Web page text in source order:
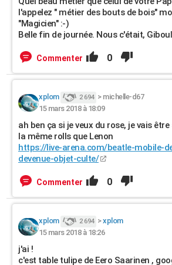
l'appelez " métier des bouts de bois"
"Magicien" :-)
Belle fin de journée. Nous c'était,
Commenter 0
xplom 2 694 > michelle-d67
15 mars 2018 à 18:09
ah ben ça si je veux du rose, je vais être
la même rolls que Lenon
https://live-arena.com/beatle-mobile-
devenue-objet-culte/
Commenter 0
xplom 2 694 >xplom
15 mars 2018 à 18:26
j'ai !
c'est table tulipe de Eero Saarinen ,